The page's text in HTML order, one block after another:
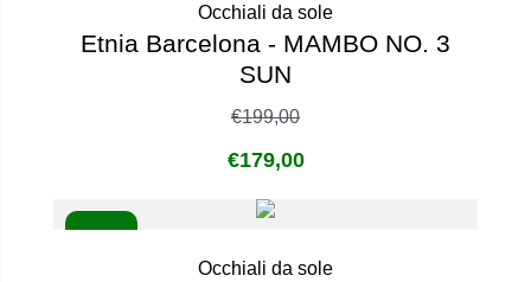
Occhiali da sole
Etnia Barcelona - MAMBO NO. 3
SUN
€199,00
€179,00
Occhiali da sole